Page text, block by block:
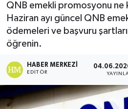
QNB emekli promosyonu ne
Haziran ayı güncel QNB
ödemeleri ve başvuru
öğrenin.
HABER MERKEZI
EDITÖR
ÇEVRE
DÜNYA
Dursunbey
Edremit
Haber Arşivi